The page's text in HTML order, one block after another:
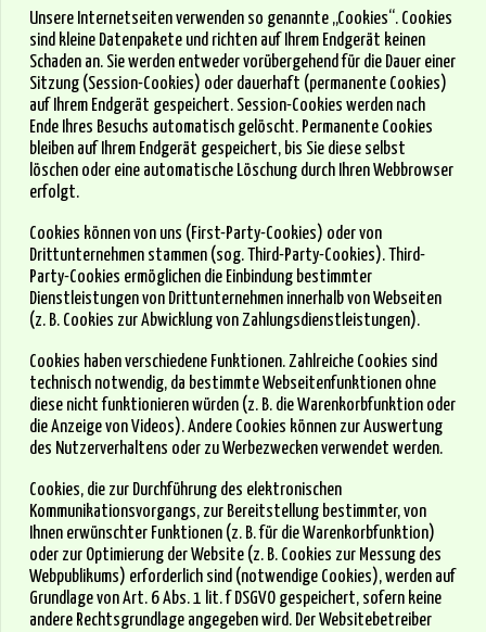
Unsere Internetseiten verwenden so genannte „Cookies“. Cookies
sind kleine Datenpakete und richten auf Ihrem Endgerät keinen
Schaden an. Sie werden entweder vorübergehend für die Dauer einer
Sitzung (Session-Cookies) oder dauerhaft (permanente Cookies)
auf Ihrem Endgerät gespeichert. Session-Cookies werden nach
Ende Ihres Besuchs automatisch gelöscht. Permanente Cookies
bleiben auf Ihrem Endgerät gespeichert, bis Sie diese selbst
löschen oder eine automatische Löschung durch Ihren Webbrowser
erfolgt.
Cookies können von uns (First-Party-Cookies) oder von
Drittunternehmen stammen (sog. Third-Party-Cookies). Third-
Party-Cookies ermöglichen die Einbindung bestimmter
Dienstleistungen von Drittunternehmen innerhalb von Webseiten
(z. B. Cookies zur Abwicklung von Zahlungsdienstleistungen).
Cookies haben verschiedene Funktionen. Zahlreiche Cookies sind
technisch notwendig, da bestimmte Webseitenfunktionen ohne
diese nicht funktionieren würden (z. B. die Warenkorbfunktion oder
die Anzeige von Videos). Andere Cookies können zur Auswertung
des Nutzerverhaltens oder zu Werbezwecken verwendet werden.
Cookies, die zur Durchführung des elektronischen
Kommunikationsvorgangs, zur Bereitstellung bestimmter, von
Ihnen erwünschter Funktionen (z. B. für die Warenkorbfunktion)
oder zur Optimierung der Website (z. B. Cookies zur Messung des
Webpublikums) erforderlich sind (notwendige Cookies), werden auf
Grundlage von Art. 6 Abs. 1 lit. f DSGVO gespeichert, sofern keine
andere Rechtsgrundlage angegeben wird. Der Websitebetreiber